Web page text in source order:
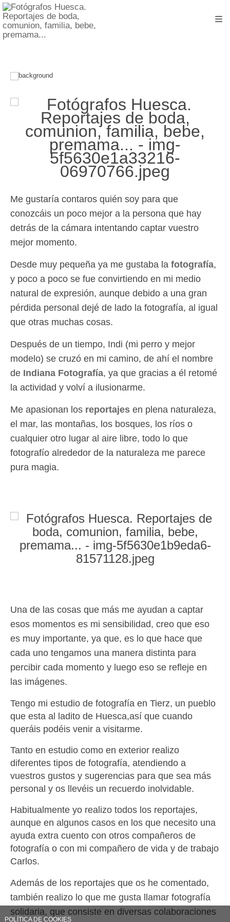
Me gustaría contaros quién soy para que
conozcáis un poco mejor a la persona que hay
detrás de la cámara intentando captar vuestro
mejor momento.
Desde muy pequeña ya me gustaba la fotografía,
y poco a poco se fue convirtiendo en mi medio
natural de expresión, aunque debido a una gran
pérdida personal dejé de lado la fotografía, al igual
que otras muchas cosas.
Después de un tiempo, Indi (mi perro y mejor
modelo) se cruzó en mi camino, de ahí el nombre
de Indiana Fotografía, ya que gracias a él retomé
la actividad y volví a ilusionarme.
Me apasionan los reportajes en plena naturaleza,
el mar, las montañas, los bosques, los ríos o
cualquier otro lugar al aire libre, todo lo que
fotografío alrededor de la naturaleza me parece
pura magia.
Una de las cosas que más me ayudan a captar
esos momentos es mi sensibilidad, creo que eso
es muy importante, ya que, es lo que hace que
cada uno tengamos una manera distinta para
percibir cada momento y luego eso se refleje en
las imágenes.
Tengo mi estudio de fotografía en Tierz, un pueblo
que esta al ladito de Huesca,así que cuando
queráis podéis venir a visitarme.
Tanto en estudio como en exterior realizo
diferentes tipos de fotografía, atendiendo a
vuestros gustos y sugerencias para que sea más
personal y os llevéis un recuerdo inolvidable.
Habitualmente yo realizo todos los reportajes,
aunque en algunos casos en los que necesito una
ayuda extra cuento con otros compañeros de
fotografía o con mi compañero de vida y de trabajo
Carlos.
Además de los reportajes que os he comentado,
también realizo lo que me gusta llamar fotografía
solidaria, que consiste en diversas colaboraciones
POLÍTICA DE COOKIES